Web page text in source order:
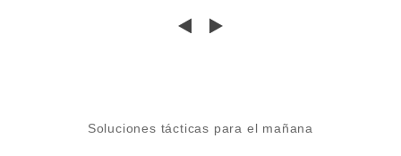
Soluciones tácticas para el mañana